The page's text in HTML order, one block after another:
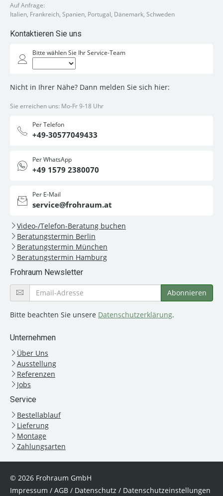
Auf Anfrage:
Italien, Frankreich, Spanien, Portugal, Dänemark, Schweden
Kontaktieren Sie uns
Bitte wählen Sie Ihr Service-Team
Nicht in Ihrer Nähe? Dann melden Sie sich hier:
Sie erreichen uns: Mo-Fr 9-18 Uhr
Per Telefon
+49-30577049433
Per WhatsApp
+49 1579 2380070
Per E-Mail
service@frohraum.at
Video-/Telefon-Beratung buchen
Beratungstermin Berlin
Beratungstermin München
Beratungstermin Hamburg
Frohraum Newsletter
Bitte beachten Sie unsere Datenschutzerklärung.
Unternehmen
Über Uns
Ausstellung
Referenzen
Jobs
Service
Bestellablauf
Lieferung
Montage
Zahlungsarten
© 2026 Frohraum GmbH
Impressum / AGB / Datenschutz / Datenschutzeinstellungen